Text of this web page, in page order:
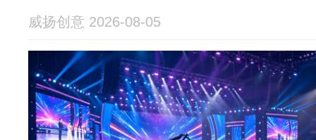
威扬创意 2026-08-05